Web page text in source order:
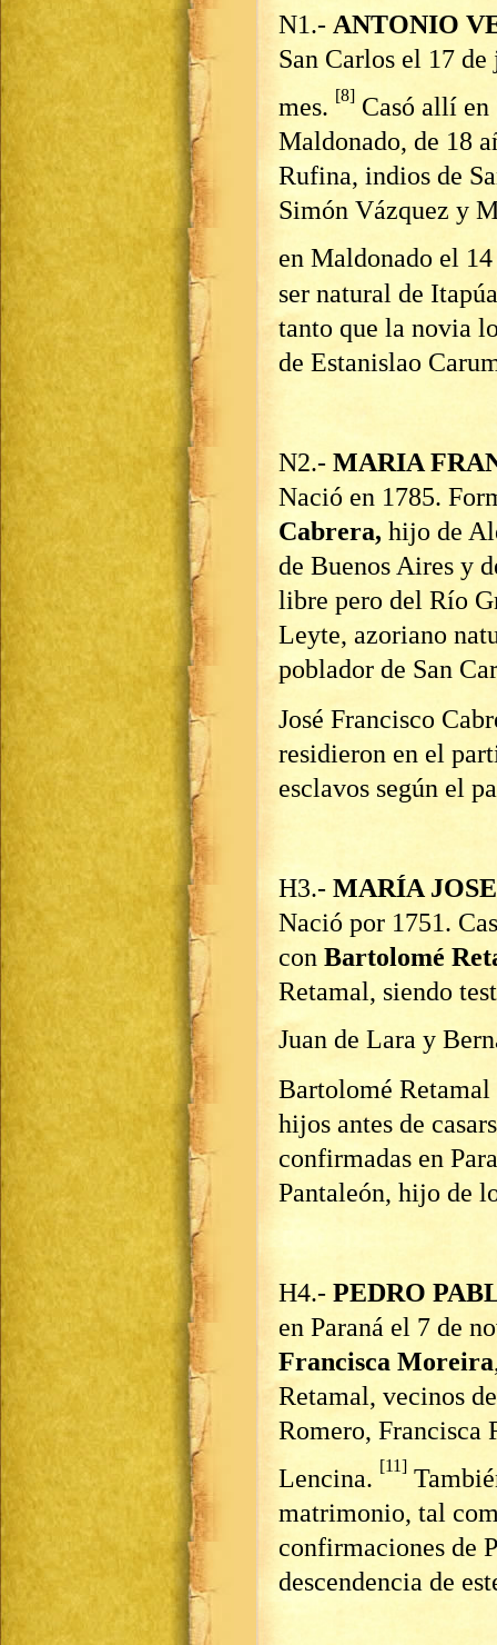
N1.- ANTONIO
San Carlos el 17
mes. [8] Casó allí
Maldonado, de 18
Rufina, indios de
Simón Vázquez y
en Maldonado el
ser natural de
tanto que la novia
de Estanislao
N2.- MARIA
Nació en 1785.
Cabrera, hijo de
de Buenos Aires y
libre pero del Río
Leyte, azoriano
poblador de San
José Francisco
residieron en el
esclavos según el
H3.- MARÍA
Nació por 1751.
con Bartolomé
Retamal, siendo
Juan de Lara y
Bartolomé
hijos antes de
confirmadas en
Pantaleón, hijo de
H4.- PEDRO
en Paraná el 7 de
Francisca Moreira
Retamal, vecinos
Romero, Francisca
Lencina. [11]
matrimonio, tal
confirmaciones de
descendencia de